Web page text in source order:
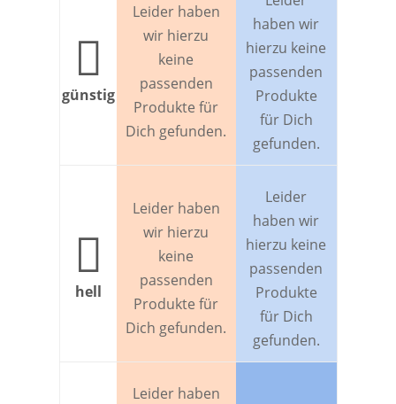

günstig
Leider haben
wir hierzu
keine
passenden
Produkte für
Dich gefunden.
haben wir
hierzu keine
passenden
Produkte
für Dich
gefunden.

hell
Leider haben
wir hierzu
keine
passenden
Produkte für
Dich gefunden.
Leider
haben wir
hierzu keine
passenden
Produkte
für Dich
gefunden.
Leider haben